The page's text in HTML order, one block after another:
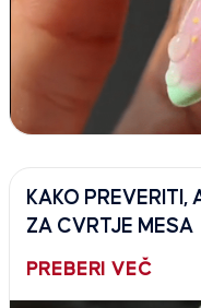
KAKO
ZA CVRTJE MESA
PREBERI VEČ